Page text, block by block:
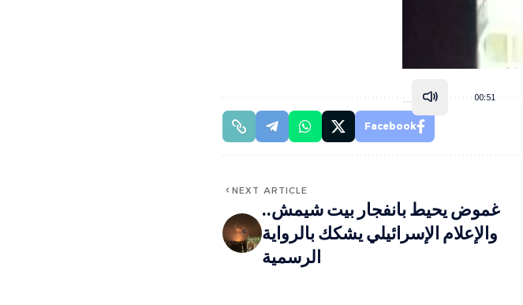
00:51
Facebook
NEXT ARTICLE
غموض يحيط بانفجار بيت شيمش..
والإعلام الإسرائيلي يشكك بالرواية
الرسمية